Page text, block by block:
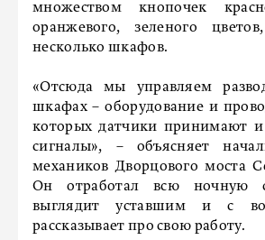
множеством кнопочек
оранжевого, зеленого
несколько шкафов.
«Отсюда мы управляем
шкафах – оборудование и
которых датчики принимают и
сигналы», – объясняет
механиков Дворцового моста
Он отработал всю ночную
выглядит уставшим и с
рассказывает про свою работу.